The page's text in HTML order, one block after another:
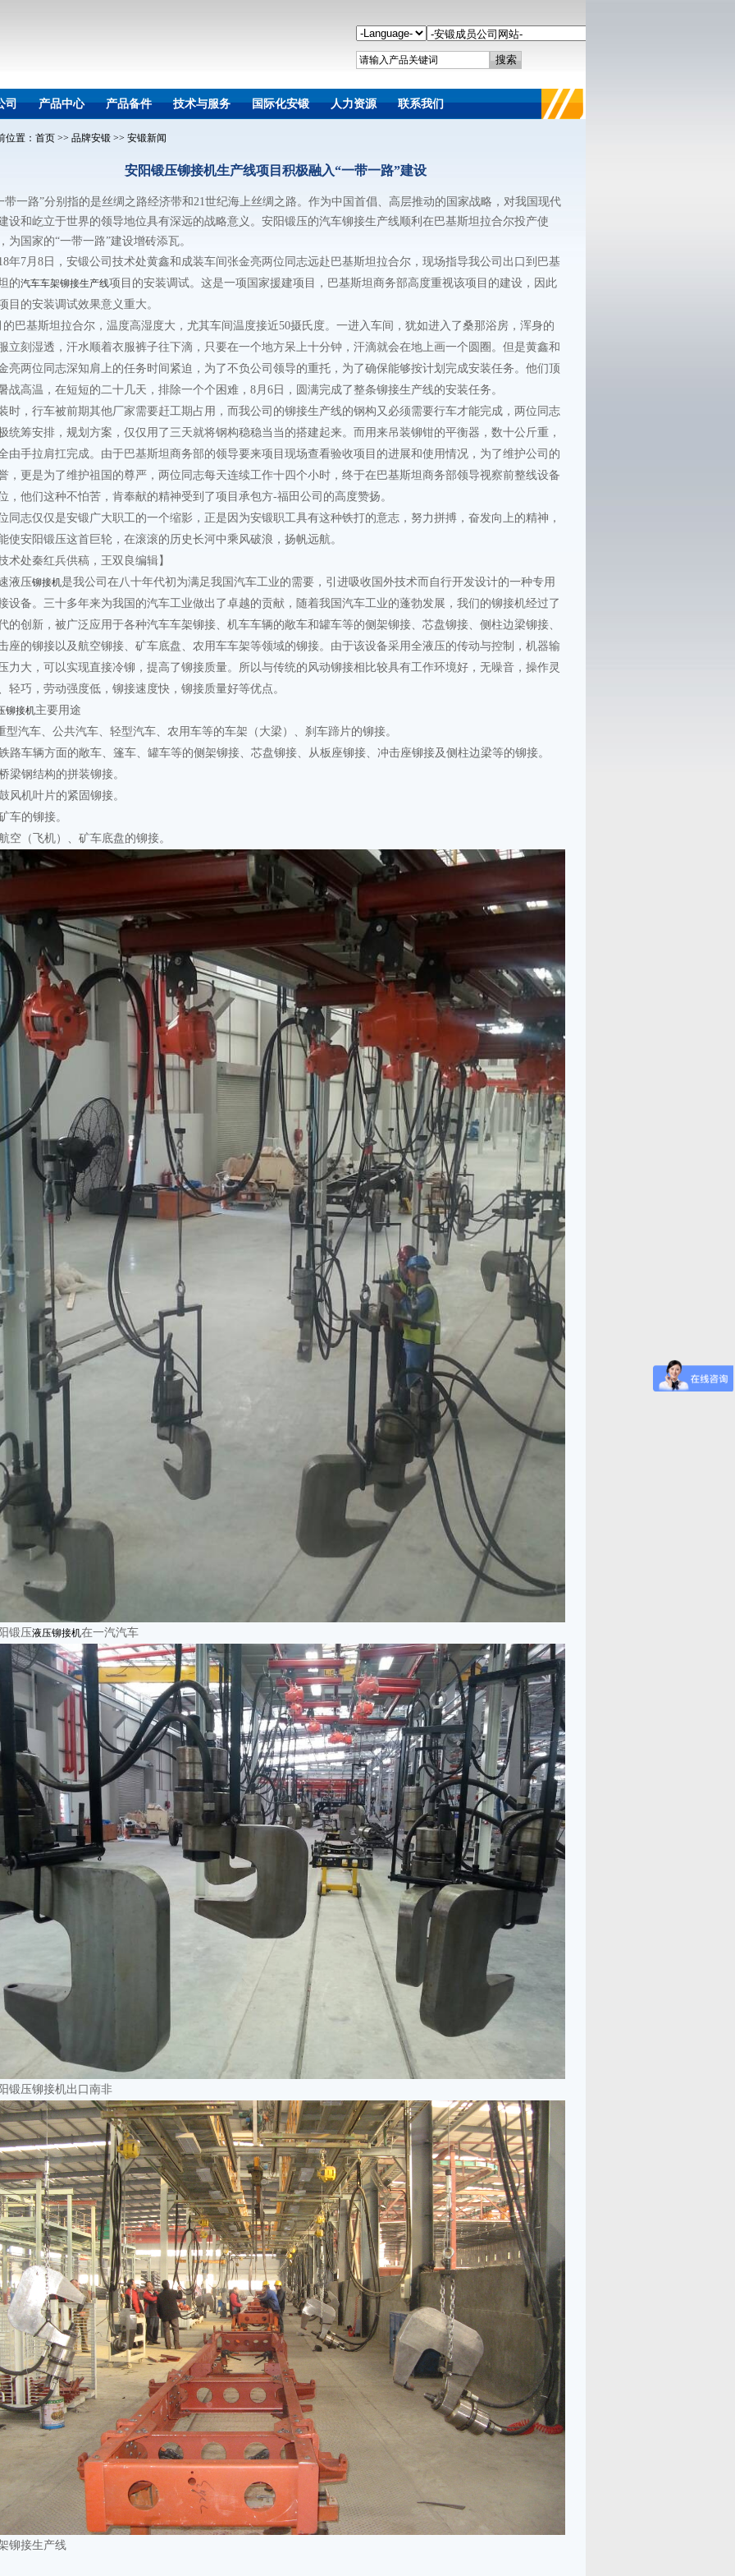
司 产品中心 产品备件 技术与服务 国际化安锻 人力资源 联系我们
位置： 首页 >> 品牌安锻 >> 安锻新闻
安阳锻压铆接机生产线项目积极融入“一带一路”建设
带一路”分别指的是丝绸之路经济带和21世纪海上丝绸之路。作为中国首倡、高层推动的国家战略，对我国现代
设和屹立于世界的领导地位具有深远的战略意义。安阳锻压的汽车铆接生产线顺利在巴基斯坦拉合尔投产使
为国家的“一带一路”建设增砖添瓦。
年7月8日，安锻公司技术处黄鑫和成装车间张金亮两位同志远赴巴基斯坦拉合尔，现场指导我公司出口到巴基
的汽车车架铆接生产线项目的安装调试。这是一项国家援建项目，巴基斯坦商务部高度重视该项目的建设，因此
目的安装调试效果意义重大。
的巴基斯坦拉合尔，温度高湿度大，尤其车间温度接近50摄氏度。一进入车间，犹如进入了桑那浴房，浑身的
立刻湿透，汗水顺着衣服裤子往下滴，只要在一个地方呆上十分钟，汗滴就会在地上画一个圆圈。但是黄鑫和
亮两位同志深知肩上的任务时间紧迫，为了不负公司领导的重托，为了确保能够按计划完成安装任务。他们顶
战高温，在短短的二十几天，排除一个个困难，8月6日，圆满完成了整条铆接生产线的安装任务。
时，行车被前期其他厂家需要赶工期占用，而我公司的铆接生产线的钢构又必须需要行车才能完成，两位同志
统筹安排，规划方案，仅仅用了三天就将钢构稳稳当当的搭建起来。而用来吊装铆钳的平衡器，数十公斤重，
由手拉肩扛完成。由于巴基斯坦商务部的领导要来项目现场查看验收项目的进展和使用情况，为了维护公司的
，更是为了维护祖国的尊严，两位同志每天连续工作十四个小时，终于在巴基斯坦商务部领导视察前整线设备
，他们这种不怕苦，肯奉献的精神受到了项目承包方-福田公司的高度赞扬。
同志仅仅是安锻广大职工的一个缩影，正是因为安锻职工具有这种铁打的意志，努力拼搏，奋发向上的精神，
使安阳锻压这首巨轮，在滚滚的历史长河中乘风破浪，扬帆远航。
术处秦红兵供稿，王双良编辑】
液压铆接机是我公司在八十年代初为满足我国汽车工业的需要，引进吸收国外技术而自行开发设计的一种专用
设备。三十多年来为我国的汽车工业做出了卓越的贡献，随着我国汽车工业的蓬勃发展，我们的铆接机经过了
的创新，被广泛应用于各种汽车车架铆接、机车车辆的敞车和罐车等的侧架铆接、芯盘铆接、侧柱边梁铆接、
座的铆接以及航空铆接、矿车底盘、农用车车架等领域的铆接。由于该设备采用全液压的传动与控制，机器输
力大，可以实现直接冷铆，提高了铆接质量。所以与传统的风动铆接相比较具有工作环境好，无噪音，操作灵
轻巧，劳动强度低，铆接速度快，铆接质量好等优点。
铆接机主要用途
型汽车、公共汽车、轻型汽车、农用车等的车架（大梁）、刹车蹄片的铆接。
路车辆方面的敞车、篷车、罐车等的侧架铆接、芯盘铆接、从板座铆接、冲击座铆接及侧柱边梁等的铆接。
梁钢结构的拼装铆接。
风机叶片的紧固铆接。
车的铆接。
空（飞机）、矿车底盘的铆接。
锻压液压铆接机在一汽汽车
锻压铆接机出口南非
铆接生产线